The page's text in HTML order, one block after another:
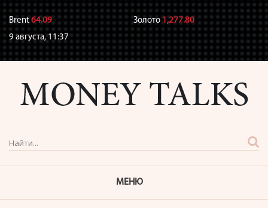
Brent64.09 Золото1,277.80
9 августа,11:38
МЕНЮ